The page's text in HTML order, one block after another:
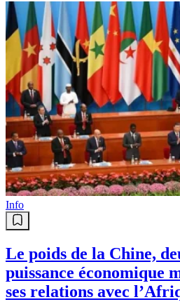
Info
Le poids de la Chine,
puissance économique
ses relations avec